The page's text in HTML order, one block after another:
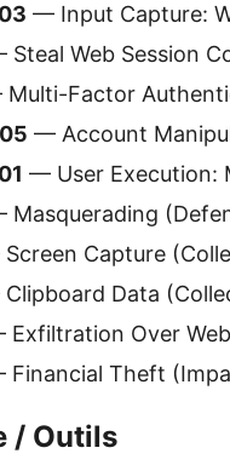
— Input Capture:
Steal Web Session
Factor
— Account
— User Execution:
Masquerading
Capture
Data
Over
Financial Theft
/ Outils